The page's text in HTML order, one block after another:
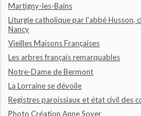
Martigny-les-Bains
Liturgie catholique par l'abbé Husson,
Nancy
Vieilles Maisons Françaises
Les arbres français remarquables
Notre-Dame de Bermont
La Lorraine se dévoile
Registres paroissiaux et état civil des
Photo Création Anne Soyer